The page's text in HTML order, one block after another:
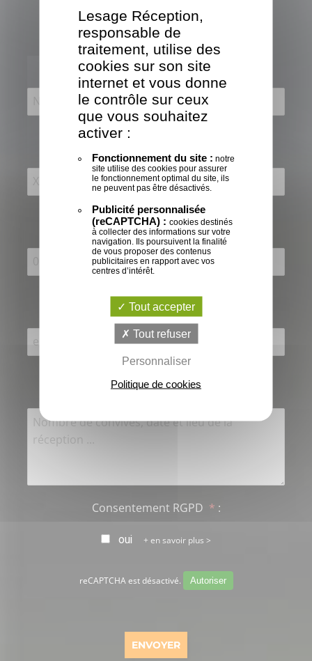
Vous êtes*
Laissez-nous votre téléphone
Un commentaire, si vous le souhaitez
* :
oui en savoir plus >
reCAPTCHA est désactivé. Autoriser
Lesage Réception,
responsable de
traitement, utilise des
cookies sur son site
internet et vous donne
le contrôle sur ceux
que vous souhaitez
activer :
Fonctionnement du site : notre
site utilise des cookies pour assurer
le fonctionnement optimal du site, ils
ne peuvent pas être désactivés.
Publicité personnalisée
(reCAPTCHA) : cookies destinés
à collecter des informations sur votre
navigation. Ils poursuivent la finalité
de vous proposer des contenus
publicitaires en rapport avec vos
centres d’intérêt.
Tout accepter
Tout refuser
Personnaliser
Politique de cookies